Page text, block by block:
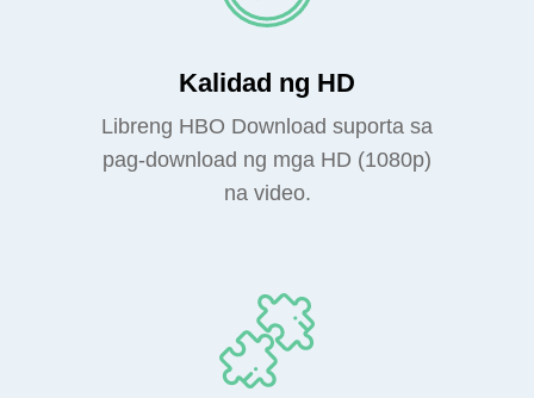
Kalidad ng HD
Libreng HBO Download suporta sa
pag-download ng mga HD (1080p)
na video.